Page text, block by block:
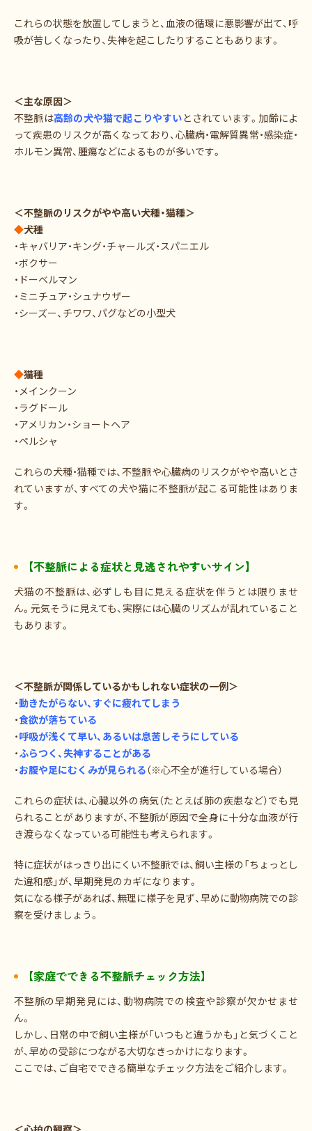
これらの状態を放置してしまうと、血液の循環に悪影響が出て、呼
吸が苦しくなったり、失神を起こしたりすることもあります。
＜主な原因＞
不整脈は高齢の犬や猫で起こりやすいとされています。加齢によ
って疾患のリスクが高くなっており、心臓病・電解質異常・感染症・
ホルモン異常、腫瘍などによるものが多いです。
＜不整脈のリスクがやや高い犬種・猫種＞
◆犬種
・キャバリア・キング・チャールズ・スパニエル
・ボクサー
・ドーベルマン
・ミニチュア・シュナウザー
・シーズー、チワワ、パグなどの小型犬
◆猫種
・メインクーン
・ラグドール
・アメリカン・ショートヘア
・ペルシャ
これらの犬種・猫種では、不整脈や心臓病のリスクがやや高いとさ
れていますが、すべての犬や猫に不整脈が起こる可能性はありま
す。
【不整脈による症状と見逃されやすいサイン】
犬猫の不整脈は、必ずしも目に見える症状を伴うとは限りませ
ん。元気そうに見えても、実際には心臓のリズムが乱れていること
もあります。
＜不整脈が関係しているかもしれない症状の一例＞
・動きたがらない、すぐに疲れてしまう
・食欲が落ちている
・呼吸が浅くて早い、あるいは息苦しそうにしている
・ふらつく、失神することがある
・お腹や足にむくみが見られる（※心不全が進行している場合）
これらの症状は、心臓以外の病気（たとえば肺の疾患など）でも見
られることがありますが、不整脈が原因で全身に十分な血液が行
き渡らなくなっている可能性も考えられます。
特に症状がはっきり出にくい不整脈では、飼い主様の「ちょっとし
た違和感」が、早期発見のカギになります。
気になる様子があれば、無理に様子を見ず、早めに動物病院での診
察を受けましょう。
【家庭でできる不整脈チェック方法】
不整脈の早期発見には、動物病院での検査や診察が欠かせませ
ん。
しかし、日常の中で飼い主様が「いつもと違うかも」と気づくこと
が、早めの受診につながる大切なきっかけになります。
ここでは、ご自宅でできる簡単なチェック方法をご紹介します。